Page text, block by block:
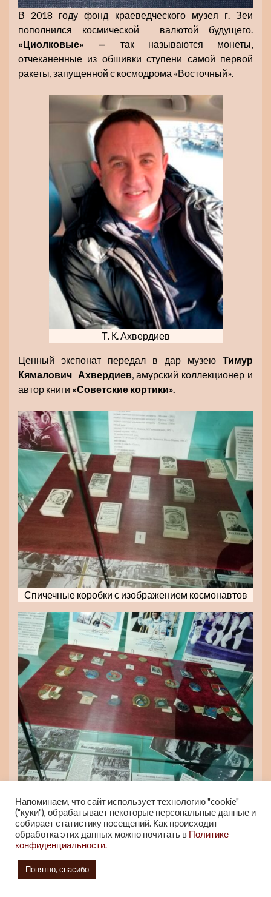
В 2018 году фонд краеведческого музея г. Зеи
пополнился космической валютой будущего.
«Циолковые» — так называются монеты,
отчеканенные из обшивки ступени самой первой
ракеты, запущенной с космодрома «Восточный».
Т. К. Ахвердиев
Ценный экспонат передал в дар музею Тимур
Кямалович Ахвердиев, амурский коллекционер и
автор книги «Советские кортики».
Спичечные коробки с изображением космонавтов
юбилейным датам первого полёта человека в
космическое пространство
Напоминаем, что сайт использует технологию "cookie"
("куки"), обрабатывает некоторые персональные данные и
собирает статистику посещений. Как происходит
обработка этих данных можно почитать в Политике
конфиденциальности.
Понятно, спасибо